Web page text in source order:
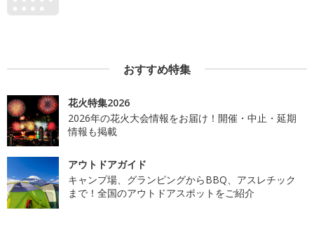
おすすめ特集
花火特集2026
2026年の花火大会情報をお届け！開催・中止・延期
情報も掲載
アウトドアガイド
キャンプ場、グランピングからBBQ、アスレチック
まで！全国のアウトドアスポットをご紹介